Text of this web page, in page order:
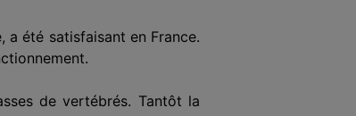
a été satisfaisant en France.
de vertébrés. Tantôt la